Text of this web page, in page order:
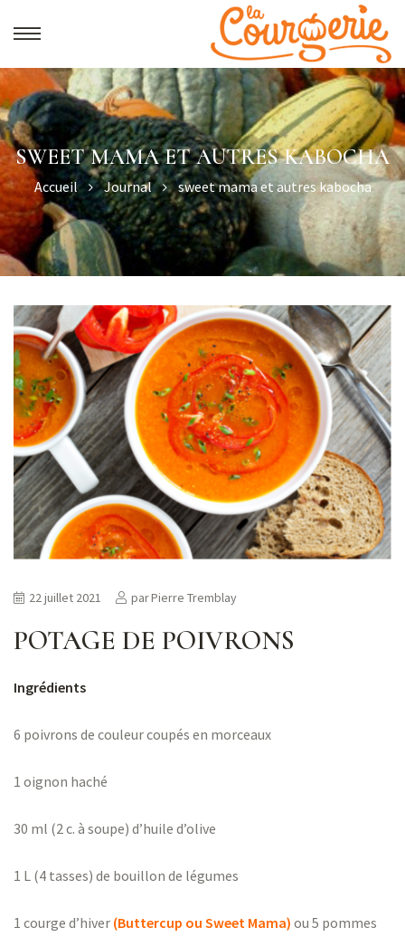
SWEET MAMA ET AUTRES KABOCHA
Accueil Journal sweet mama et autres kabocha
POTAGE DE POIVRONS
22 juillet 2021 parPierre Tremblay
Ingrédients
6 poivrons de couleur coupés en morceaux
1 oignon haché
30 ml (2 c. à soupe) d’huile d’olive
1 L (4 tasses) de bouillon de légumes
1 courge d’hiver (Buttercup ou Sweet Mama) ou 5 pommes